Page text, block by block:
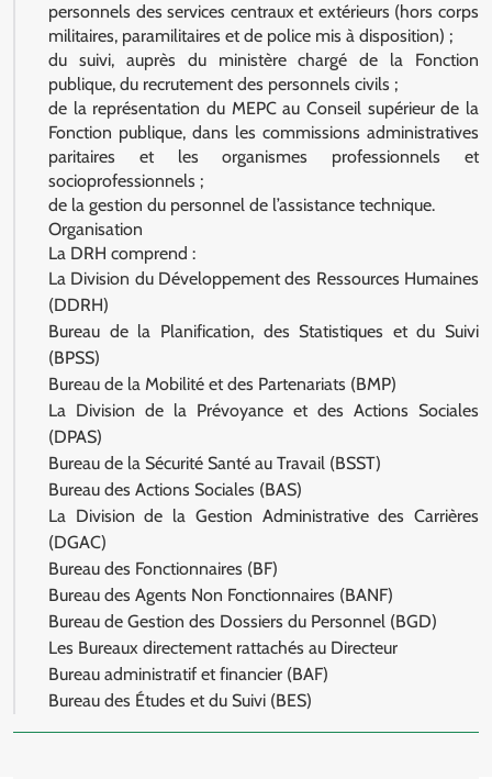
personnels des services centraux et extérieurs (hors corps
militaires, paramilitaires et de police mis à disposition) ;
du suivi, auprès du ministère chargé de la Fonction
publique, du recrutement des personnels civils ;
de la représentation du MEPC au Conseil supérieur de la
Fonction publique, dans les commissions administratives
paritaires et les organismes professionnels et
socioprofessionnels ;
de la gestion du personnel de l’assistance technique.
Organisation
La DRH comprend :
La Division du Développement des Ressources Humaines
(DDRH)
Bureau de la Planification, des Statistiques et du Suivi
(BPSS)
Bureau de la Mobilité et des Partenariats (BMP)
La Division de la Prévoyance et des Actions Sociales
(DPAS)
Bureau de la Sécurité Santé au Travail (BSST)
Bureau des Actions Sociales (BAS)
La Division de la Gestion Administrative des Carrières
(DGAC)
Bureau des Fonctionnaires (BF)
Bureau des Agents Non Fonctionnaires (BANF)
Bureau de Gestion des Dossiers du Personnel (BGD)
Les Bureaux directement rattachés au Directeur
Bureau administratif et financier (BAF)
Bureau des Études et du Suivi (BES)